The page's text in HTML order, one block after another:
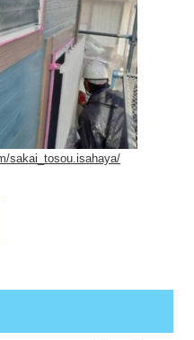
sakai_tosou.isahaya/